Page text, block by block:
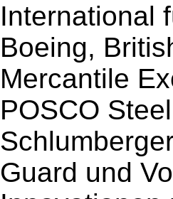
International
Boeing,
Mercantile
POSCO
Guard und